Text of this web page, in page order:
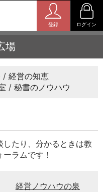
登録 ログイン
場
経営の知恵
秘書のノウハウ
たり、分かるときは教
ラムです！
経営ノウハウの泉